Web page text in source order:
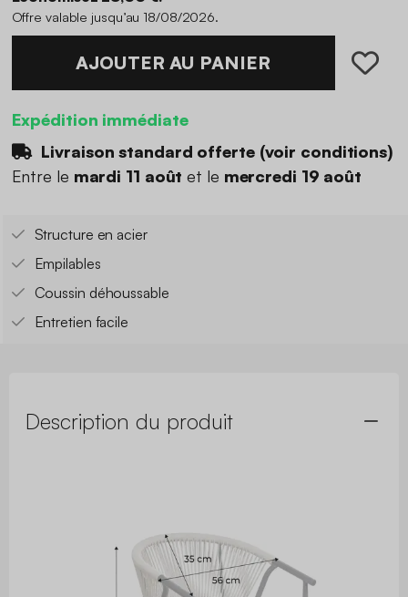
Offre valable jusqu’au 18/08/2026.
AJOUTER AU PANIER
Expédition immédiate
Livraison standard offerte (voir conditions)
Entre le mardi 11 août et le mercredi 19 août
Structure en acier
Empilables
Coussin déhoussable
Entretien facile
Description du produit